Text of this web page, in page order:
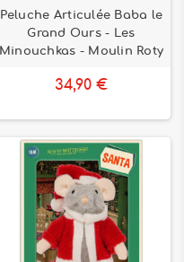
Peluche Articulée Baba le
Grand Ours - Les
Minouchkas - Moulin Roty
34,90 €